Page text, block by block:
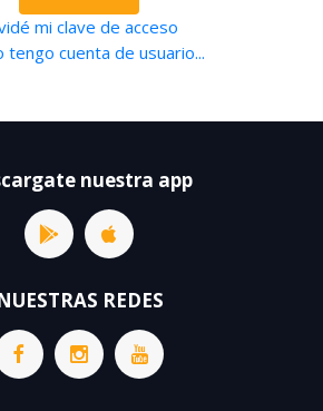
mi clave de acceso
tengo cuenta de usuario...
nuestra app
REDES